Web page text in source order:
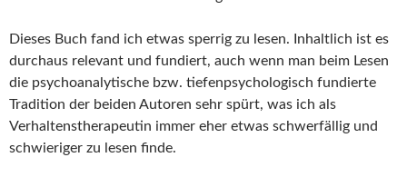
Dieses Buch fand ich etwas sperrig zu lesen. Inhaltlich ist es
durchaus relevant und fundiert, auch wenn man beim Lesen
die psychoanalytische bzw. tiefenpsychologisch fundierte
Tradition der beiden Autoren sehr spürt, was ich als
Verhaltenstherapeutin immer eher etwas schwerfällig und
schwieriger zu lesen finde.